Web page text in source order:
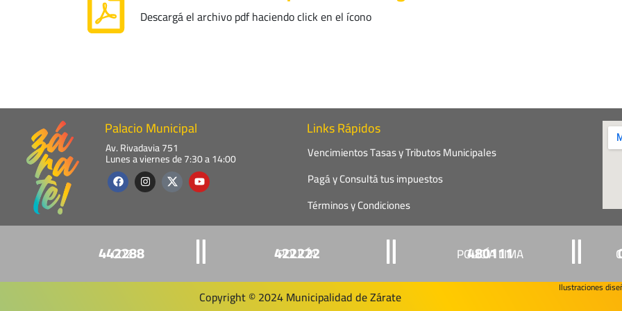
Descargá el archivo pdf haciendo click en el ícono
Palacio Municipal
Av. Rivadavia 751
Lunes a viernes de 7:30 a 14:00
F
a
c
o
k
I
n
s
g
a
m
Y
o
u
b
e
Links Rápidos
Vencimientos Tasas y Tributos Municipales
Pagá y Consultá tus impuestos
Términos y Condiciones
442288
COZ 422222
POLICÍA 480111
POLICÍA LIMA
Copyright © 2024 Municipalidad de Zárate Ilustraciones